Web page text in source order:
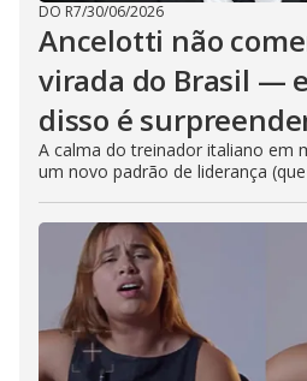
DO R7/30/06/2026
Ancelotti não
virada do Brasil —
disso é
A calma do treinador italiano em
um novo padrão de liderança